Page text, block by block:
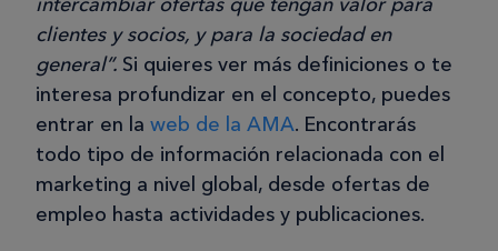
clientes y socios, y para la sociedad en
general”. Si quieres ver más definiciones o te
interesa profundizar en el concepto, puedes
entrar en la web de la AMA. Encontrarás
todo tipo de información relacionada con el
marketing a nivel global, desde ofertas de
empleo hasta actividades y publicaciones.